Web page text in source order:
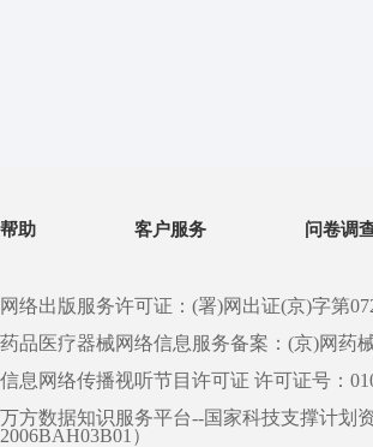
帮助 客户服务 问卷调
网络出版服务许可证：(署)网出证(京)字第
药品医疗器械网络信息服务备案：(京)网药
信息网络传播视听节目许可证 许可证号：
万方数据知识服务平台--国家科技支撑计划
2006BAH03B01）